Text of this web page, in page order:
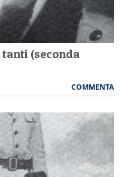
(seconda
COMMENTA